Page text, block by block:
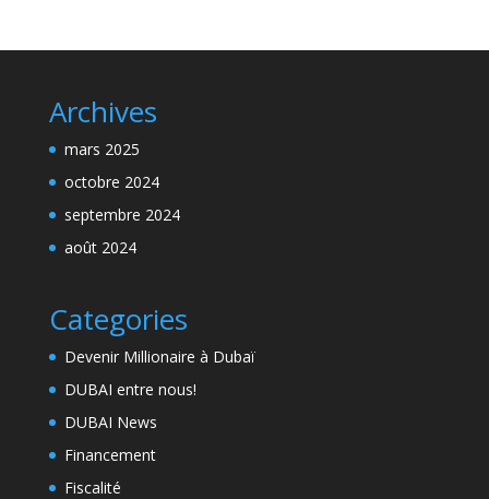
Archives
mars 2025
octobre 2024
septembre 2024
août 2024
Categories
Devenir Millionaire à Dubaï
DUBAI entre nous!
DUBAI News
Financement
Fiscalité